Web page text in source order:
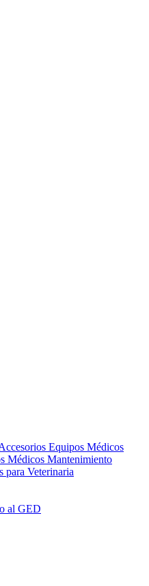
Equipos Médicos
Médicos Mantenimiento
para Veterinaria
al GED